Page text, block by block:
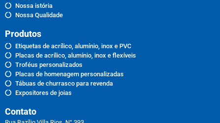
Nossa istória
Nossa Qualidade
Produtos
Etiquetas de acrílico, alumínio, inox e PVC
Placas de acrílico, alumínio, inox e flexíveis
Troféus personalizados
Placas de homenagem personalizadas
Tábuas de churrasco para revenda
Expositores de joias
Contato